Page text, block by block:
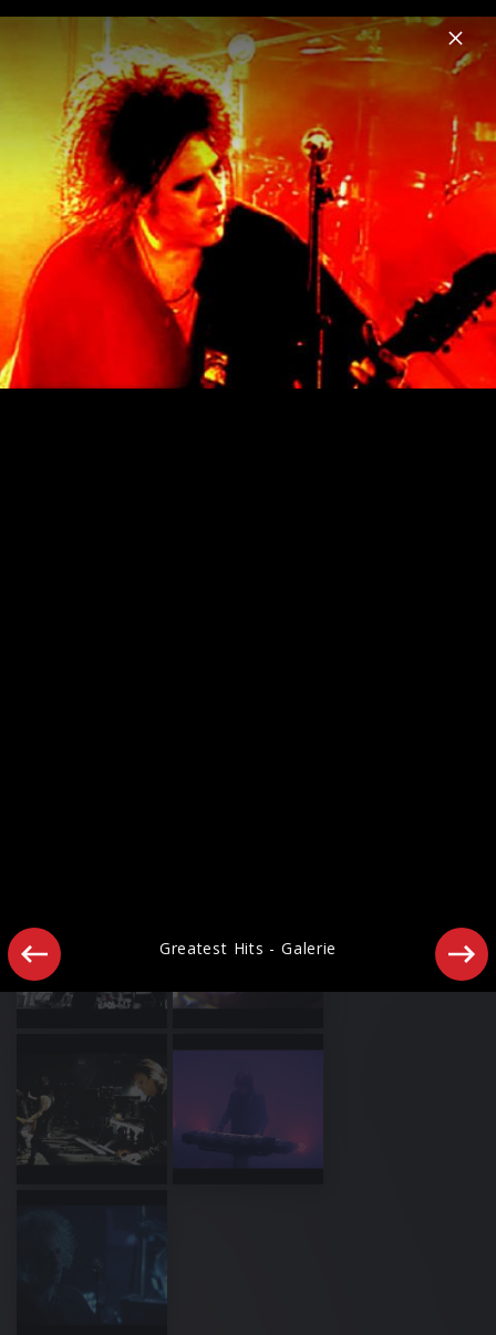
Menu
The Cure
Home News Musik Videos Fotos Biografie
Pressefotos "Songs Of A Lost World"
(2024)
Greatest Hits - Galerie